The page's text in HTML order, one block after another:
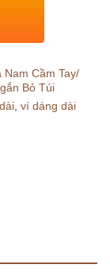
Nam Cầm Tay/
Bỏ Túi
ví dáng dài